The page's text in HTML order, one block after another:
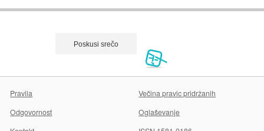
Pravila
Večina pravic pridržanih
Odgovornost
Oglaševanje